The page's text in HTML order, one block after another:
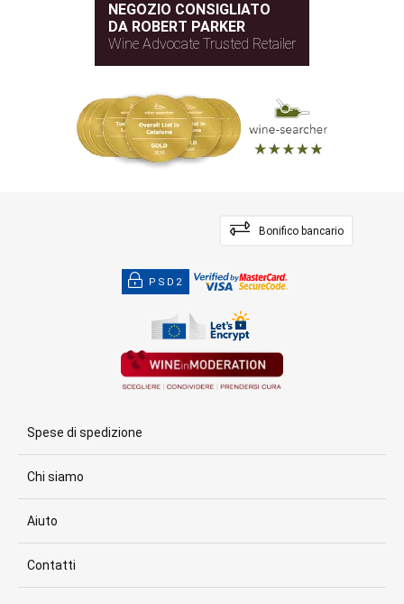
NEGOZIO CONSIGLIATO
DA ROBERT PARKER
Wine Advocate Trusted Retailer
Bonifico bancario
PSD2
Spese di spedizione
Chi siamo
Aiuto
Contatti